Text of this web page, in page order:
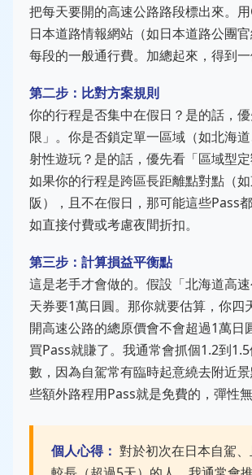
把每天要開的高速公路路段標出來。
日本道路情報網站（如日本道路公團
每段的一般通行費。加總起來，得到一
第二步：比對方案規則
你的行程是否集中在假日？是的話，
限」。你是否鎖定單一區域（如北海
射性遊玩？是的話，優先看「區域型定
如果你的行程是跨區長距離點對點（
阪），且不在假日，那可能這些Pass
如直接付費或考慮夜間折扣。
第三步：計算損益平衡點
這是老手才會做的。假設「北海道高
天券要1萬日圓。那你就要估算，你四
開高速公路的總原價會不會超過1萬日
買Pass就賺了。我通常會抓個1.2到
數，因為自駕常有臨時起意繞去附近
些額外路程用Pass就是免費的，彈性無
個人心得： 對於初次在日本自駕